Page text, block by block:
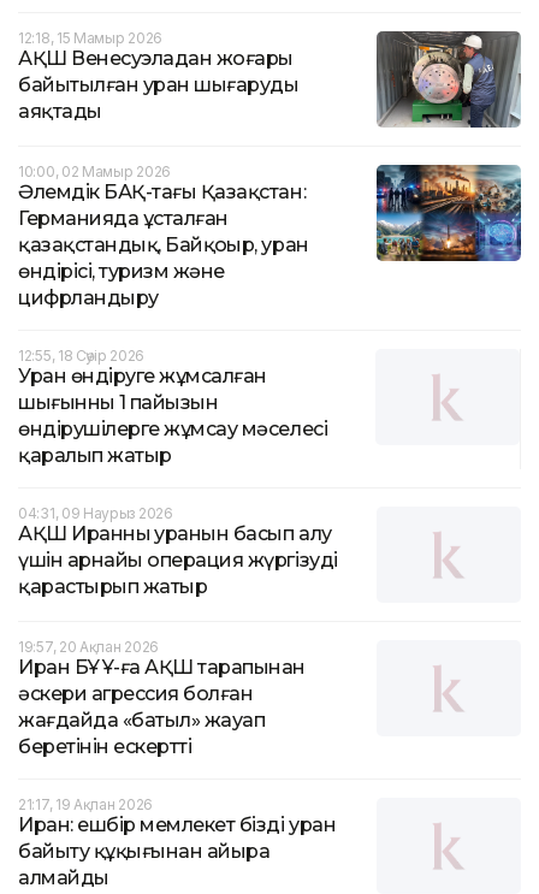
12:18, 15 Мамыр 2026
АҚШ Венесуэладан жоғары
байытылған уран шығаруды
аяқтады
10:00, 02 Мамыр 2026
Әлемдік БАҚ-тағы Қазақстан:
Германияда ұсталған
қазақстандық, Байқоңыр, уран
өндірісі, туризм және
цифрландыру
12:55, 18 Сәуір 2026
Уран өндіруге жұмсалған
шығынның 1 пайызын
өндірушілерге жұмсау мәселесі
қаралып жатыр
04:31, 09 Наурыз 2026
АҚШ Иранның уранын басып алу
үшін арнайы операция жүргізуді
қарастырып жатыр
19:57, 20 Ақпан 2026
Иран БҰҰ-ға АҚШ тарапынан
әскери агрессия болған
жағдайда «батыл» жауап
беретінін ескертті
21:17, 19 Ақпан 2026
Иран: ешбір мемлекет бізді уран
байыту құқығынан айыра
алмайды